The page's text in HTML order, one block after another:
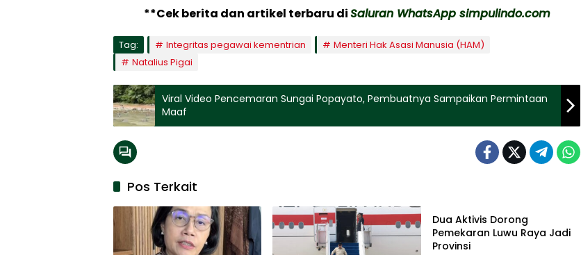
**Cek berita dan artikel terbaru diSaluran WhatsApp simpulindo.com
Tag: Integritas pegawai kementrian
Menteri Hak Asasi Manusia (HAM)
Natalius Pigai
Viral Video Pencemaran Sungai Popayato, Pembuatnya Sampaikan Permintaan
Maaf
Pos Terkait
Dua Aktivis Dorong
Pemekaran Luwu Raya Jadi
Provinsi